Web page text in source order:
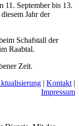
11. September bis 13.
Jahr der
Schafstall der
Raabtal.
Zeit.
| Kontakt |
Impressum